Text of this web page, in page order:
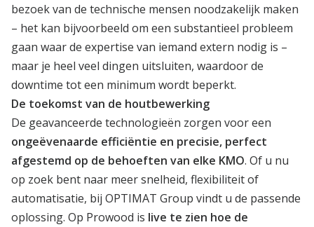
bezoek van de technische mensen noodzakelijk maken
– het kan bijvoorbeeld om een substantieel probleem
gaan waar de expertise van iemand extern nodig is –
maar je heel veel dingen uitsluiten, waardoor de
downtime tot een minimum wordt beperkt.
De toekomst van de houtbewerking
De geavanceerde technologieën zorgen voor een
ongeëvenaarde efficiëntie en precisie, perfect
afgestemd op de behoeften van elke KMO. Of u nu
op zoek bent naar meer snelheid, flexibiliteit of
automatisatie, bij OPTIMAT Group vindt u de passende
oplossing. Op Prowood is live te zien hoe de